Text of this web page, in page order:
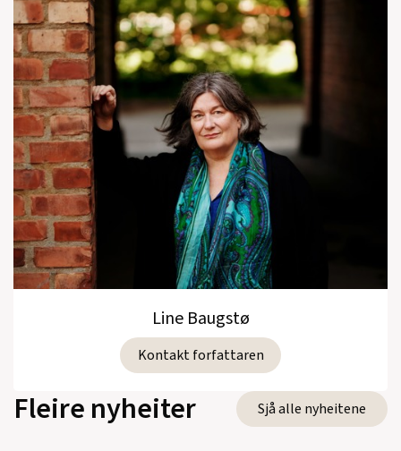
Line Baugstø
Kontakt forfattaren
Fleire nyheiter Sjå alle nyheitene